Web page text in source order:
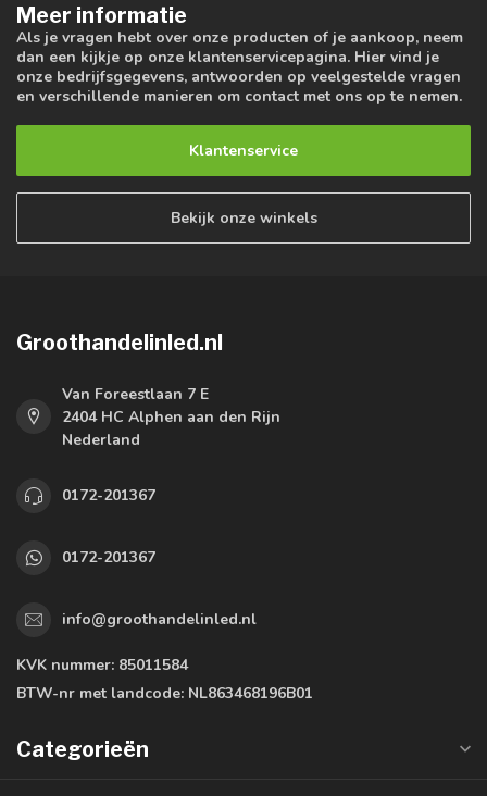
Meer informatie
Als je vragen hebt over onze producten of je aankoop, neem
dan een kijkje op onze klantenservicepagina. Hier vind je
onze bedrijfsgegevens, antwoorden op veelgestelde vragen
en verschillende manieren om contact met ons op te nemen.
Klantenservice
Bekijk onze winkels
Groothandelinled.nl
Van Foreestlaan 7 E
2404 HC Alphen aan den Rijn
Nederland
0172-201367
0172-201367
info@groothandelinled.nl
KVK nummer: 85011584
BTW-nr met landcode: NL863468196B01
Categorieën